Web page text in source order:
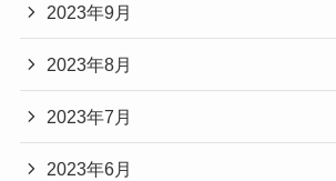
2023年9月
2023年8月
2023年7月
2023年6月